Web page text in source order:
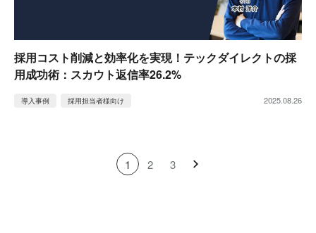
採用コスト削減と効率化を実現！テックダイレクトの採
用成功術：スカウト返信率26.2%
導入事例 採用担当者様向け 2025.08.26
1 2 3